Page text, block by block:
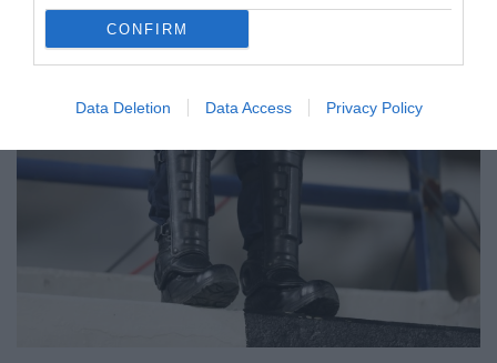
CONFIRM
Data Deletion Data Access Privacy Policy